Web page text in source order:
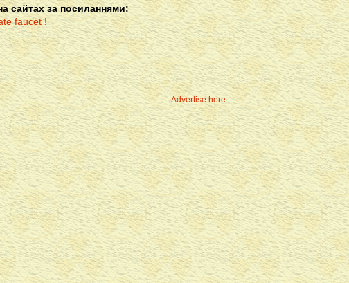
сайтах за посиланнями:
Advertise here